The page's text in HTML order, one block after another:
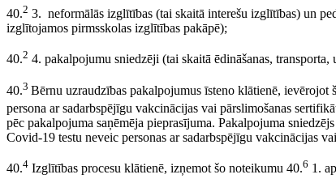
40.2 3. neformālās izglītības (tai skaitā interešu izglītības) un
izglītojamos pirmsskolas izglītības pakāpē);
40.2 4. pakalpojumu sniedzēji (tai skaitā ēdināšanas,
40.3 Bērnu uzraudzības pakalpojumus īsteno klātienē,
persona ar sadarbspējīgu vakcinācijas vai pārslimošanas
pēc pakalpojuma saņēmēja pieprasījuma. Pakalpojuma
Covid-19 testu neveic personas ar sadarbspējīgu vakcinācijas
40.4 Izglītības procesu klātienē, izņemot šo noteikumu 40.6 1.